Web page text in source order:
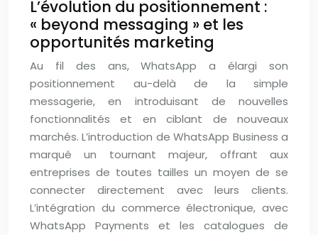
L’évolution du positionnement :
« beyond messaging » et les
opportunités marketing
Au fil des ans, WhatsApp a élargi son
positionnement au-delà de la simple
messagerie, en introduisant de nouvelles
fonctionnalités et en ciblant de nouveaux
marchés. L’introduction de WhatsApp Business a
marqué un tournant majeur, offrant aux
entreprises de toutes tailles un moyen de se
connecter directement avec leurs clients.
L’intégration du commerce électronique, avec
WhatsApp Payments et les catalogues de